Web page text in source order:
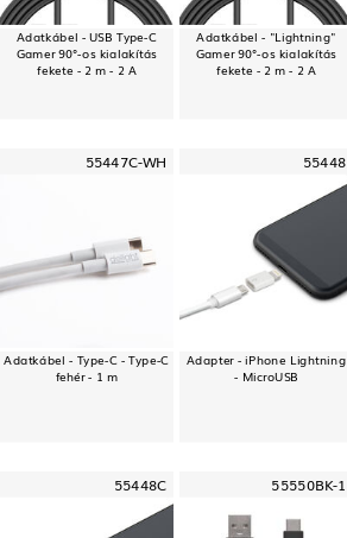
Adatkábel - USB Type-C
Gamer 90°-os kialakítás
fekete - 2 m - 2 A
Adatkábel - "Lightning"
Gamer 90°-os kialakítás
fekete - 2 m - 2 A
55447C-WH
Adatkábel - Type-C - Type-C
fehér - 1 m
55448
Adapter - iPhone Lightning
- MicroUSB
55448C 55550BK-1